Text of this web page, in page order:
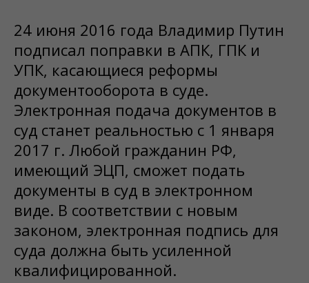
24 июня 2016 года Владимир Путин
подписал поправки в АПК, ГПК и
УПК, касающиеся реформы
документооборота в суде.
Электронная подача документов в
суд станет реальностью с 1 января
2017 г. Любой гражданин РФ,
имеющий ЭЦП, сможет подать
документы в суд в электронном
виде. В соответствии с новым
законом, электронная подпись для
суда должна быть усиленной
квалифицированной.